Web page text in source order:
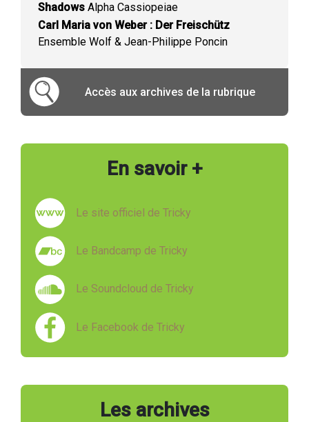
Shadows Alpha Cassiopeiae
Carl Maria von Weber : Der Freischütz
Ensemble Wolf & Jean-Philippe Poncin
Accès aux archives de la rubrique
En savoir +
Le site officiel de Tricky
Le Bandcamp de Tricky
Le Soundcloud de Tricky
Le Facebook de Tricky
Les archives